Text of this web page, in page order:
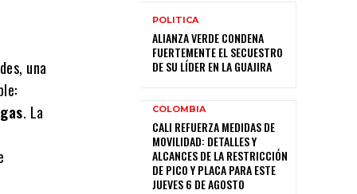
una
. La
POLITICA
ALIANZA VERDE CONDENA
FUERTEMENTE EL SECUESTRO
DE SU LÍDER EN LA GUAJIRA
COLOMBIA
CALI REFUERZA MEDIDAS DE
MOVILIDAD: DETALLES Y
ALCANCES DE LA RESTRICCIÓN
DE PICO Y PLACA PARA ESTE
JUEVES 6 DE AGOSTO